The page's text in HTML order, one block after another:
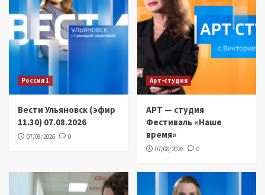
Россия 1
Вести Ульяновск (эфир
11.30) 07.08.2026
07/08/2026 0
Арт-студия
АРТ — студия
Фестиваль «Наше
время»
07/08/2026 0